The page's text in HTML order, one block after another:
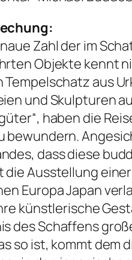
Zahl der im
Objekte kennt
Tempelschatz aus
und Skulpturen
haben die
bewundern.
dass diese
die Ausstellung
Europa Japan
künstlerische
des Schaffens
so ist, kommt dem